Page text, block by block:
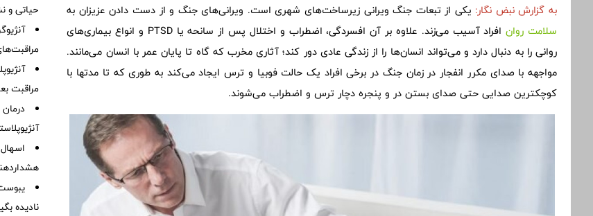
به گزارشنبض نگار: یکی از تبعات جنگ ویرانی زیرساخت‌های شهری است. ویرانی‌های جنگ و از دست دادن عزیزان به
سلامت روان
افراد آسیب می‌زند. علاوه بر آن افسردگی، اضطراب و اختلال پس از سانحه یا PTSD و انواع بیماری‌های
روانی را به دنبال دارد و می‌تواند انسان‌ها را از زندگی عادی دور کند؛ آثاری مخرب که گاه تا پایان عمر با انسان می‌مانند.
مواجهه با صدای مکرر انفجار در زمان جنگ در برخی افراد یک حالت فوبیا و ترس ایجاد می‌کند به طوری که تا مدتها با
کوچکترین صدایی حتی صدای بستن در و پنجره دچار ترس و اضطراب می‌شوند.
حیاتی و
مراقبت
درمان
نادیده